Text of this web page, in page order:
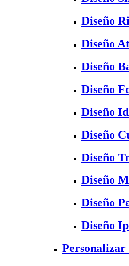
Diseño
Diseño
Diseño
Diseño
Diseño
Diseño
Diseño
Diseño
Diseño
Diseño
Personalizar